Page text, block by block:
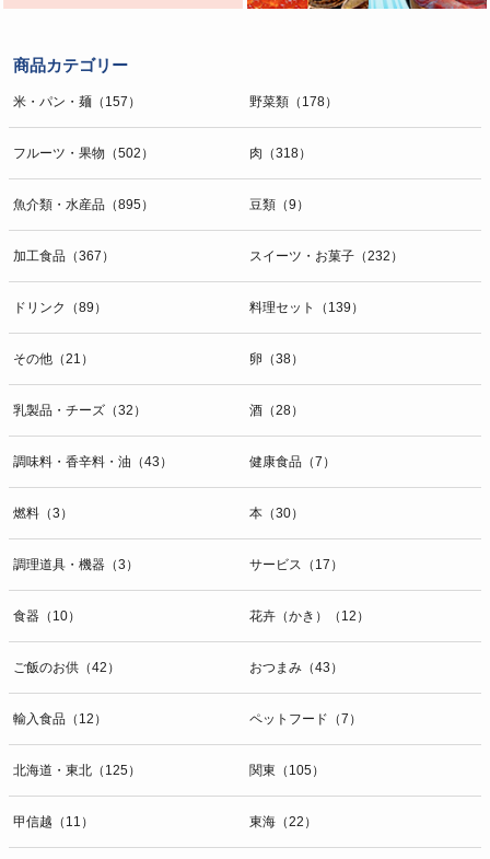
商品カテゴリー
米・パン・麺（157） 野菜類（178）
フルーツ・果物（502） 肉（318）
魚介類・水産品（895） 豆類（9）
加工食品（367） スイーツ・お菓子（232）
ドリンク（89） 料理セット（139）
その他（21） 卵（38）
乳製品・チーズ（32） 酒（28）
調味料・香辛料・油（43） 健康食品（7）
燃料（3） 本（30）
調理道具・機器（3） サービス（17）
食器（10） 花卉（かき）（12）
ご飯のお供（42） おつまみ（43）
輸入食品（12） ペットフード（7）
北海道・東北（125） 関東（105）
甲信越（11） 東海（22）